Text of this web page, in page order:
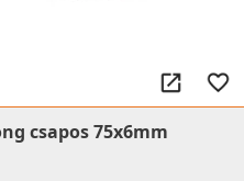
csapos 75x6mm